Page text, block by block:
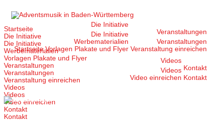
Inhalt
Startseite
Die Initiative
Die Initiative
Werbematerialien
Vorlagen Plakate und Flyer
Veranstaltungen
Veranstaltungen
Veranstaltung einreichen
Videos
Videos
Video einreichen
Kontakt
Kontakt
Startseite
Die Initiative
Die Initiative
Werbematerialien
Vorlagen Plakate und Flyer
Veranstaltungen
Veranstaltungen
Veranstaltung einreichen
Videos
Videos
Video einreichen
Kontakt
Kontakt